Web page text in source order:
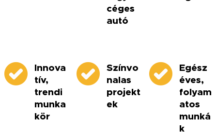
céges
autó
Innova
tív,
trendi
munka
kör
Színvo
nalas
projekt
ek
Egész
éves,
folyam
atos
munká
k